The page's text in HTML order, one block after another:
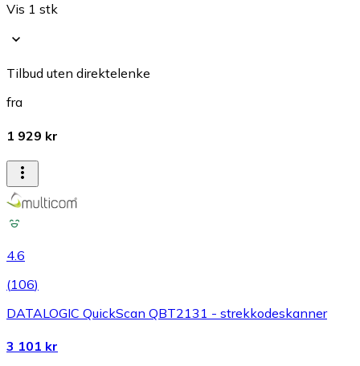
Vis 1 stk
Tilbud uten direktelenke
fra
1 929 kr
4.6
(106)
DATALOGIC QuickScan QBT2131 - strekkodeskanner
3 101 kr